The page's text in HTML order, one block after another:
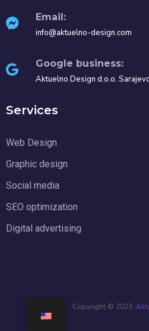
Email:
info@aktuelno-design.com
Google business:
Aktuelno Design d.o.o.
Services
Web Design
Graphic design
Social media
SEO optimization
Digital advertising
Copyright © 2023.